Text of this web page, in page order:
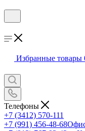
Избранные товары
Телефоны
+7 (3412) 570-111
+7 (991) 456-48-68